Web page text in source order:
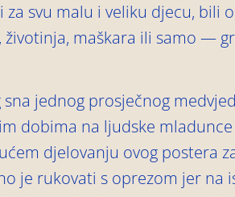
za svu malu i veliku djecu, bili
maškara ili samo —
sna jednog prosječnog
dobima na ljudske
djelovanju ovog postera
je rukovati s oprezom jer na